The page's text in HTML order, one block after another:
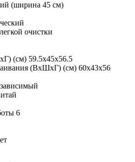
(ширина 45 см)
очистки
(см) 59.5х45х56.5
(ВхШхГ) (см) 60х43х56
6